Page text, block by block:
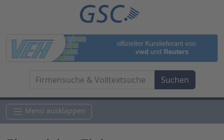
Menü ausklappen